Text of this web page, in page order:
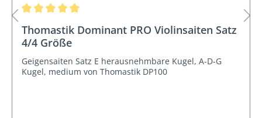
Thomastik Dominant PRO Violinsaiten Satz
4/4 Größe
Geigensaiten Satz E herausnehmbare Kugel, A-D-G
Kugel, medium von Thomastik DP100